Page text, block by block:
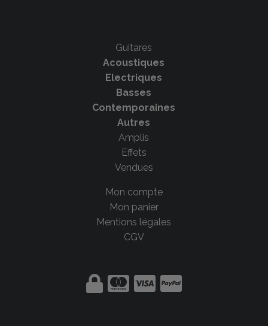
Guitares
Acoustiques
Electriques
Basses
Contemporaines
Autres
Amplis
Effets
Vendues
Mon compte
Mon panier
Mentions légales
CGV